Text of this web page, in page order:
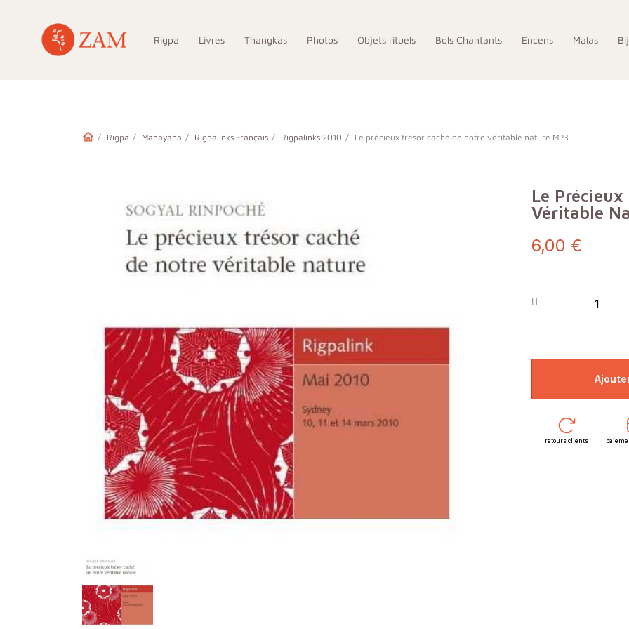
Rigpa Livres Thangkas Photos Objets rituels Bols Chantants Encens Malas
Rigpa Mahayana Rigpalinks Français Rigpalinks 2010 Le précieux trésor caché de notre véritable nature MP3
Le
Véritable
6,00 €
retours clients